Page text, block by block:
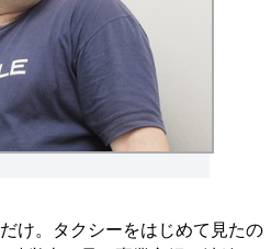
け。タクシーをはじめて見たの